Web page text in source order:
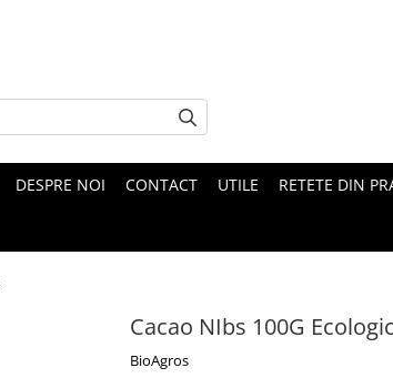
DESPRE NOI CONTACT UTILE RETETE DIN
Cacao NIbs 100G Ecologic
BioAgros